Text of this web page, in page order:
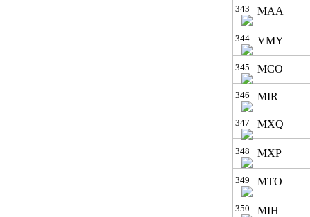
343 MAA
344 VMY
345 MCO
346 MIR
347 MXQ
348 MXP
349 MTO
350 MIH